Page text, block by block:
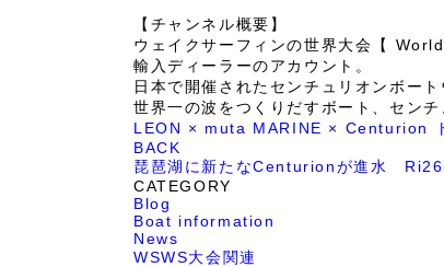
【チャンネル概要】
ウェイクサーフィンの世界大会【
輸入ディーラーのアカウント。
日本で開催されたセンチュリオンボー
世界一の波をつくりだすボート、セン
LEON × muta MARINE × Centurion ト
BACK
琵琶湖に新たなCenturionが進水
CATEGORY
Blog
Boat information
News
WSWS大会関連